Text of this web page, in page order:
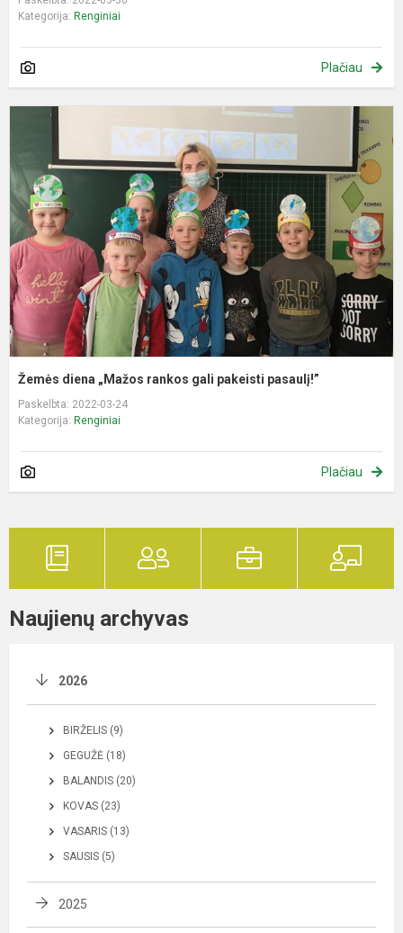
Kategorija: Renginiai
Plačiau
Žemės diena „Mažos rankos gali pakeisti pasaulį!”
Paskelbta: 2022-03-24
Kategorija: Renginiai
Plačiau
Naujienų archyvas
2026
BIRŽELIS (9)
GEGUŽĖ (18)
BALANDIS (20)
KOVAS (23)
VASARIS (13)
SAUSIS (5)
2025